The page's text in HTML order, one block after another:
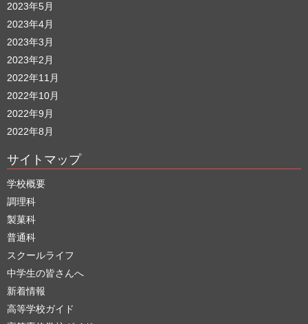
2023年5月
2023年4月
2023年3月
2023年2月
2022年11月
2022年10月
2022年9月
2022年8月
サイトマップ
学校概要
調理科
製菓科
普通科
スクールライフ
中学生の皆さんへ
新着情報
高等学校ガイド